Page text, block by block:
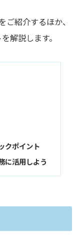
ご紹介するほか、
解説します。
クポイント
に活用しよう